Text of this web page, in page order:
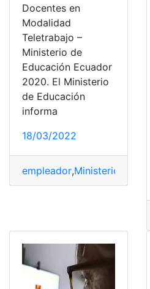
Docentes en
Modalidad
Teletrabajo –
Ministerio de
Educación Ecuador
2020. El Ministerio
de Educación
informa
18/03/2022
empleador,Ministerio de